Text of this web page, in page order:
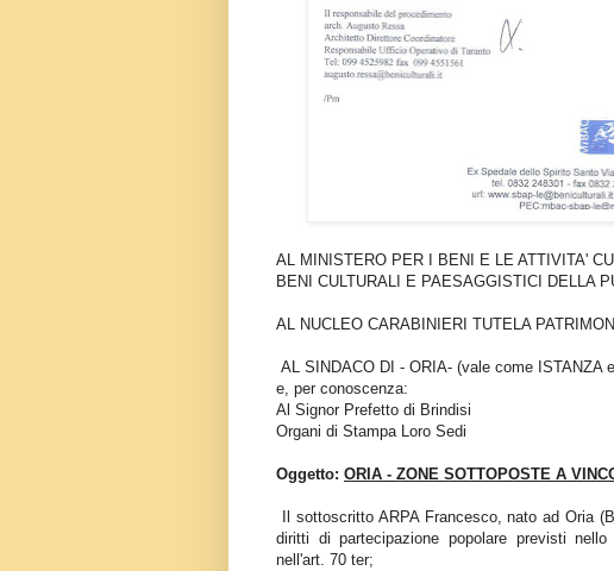
AL MINISTERO PER I BENI E LE ATTIVITA'
BENI CULTURALI E PAESAGGISTICI DELLA
AL NUCLEO CARABINIERI TUTELA
AL SINDACO DI - ORIA- (vale come ISTANZA
e, per conoscenza:
Al Signor Prefetto di Brindisi
Organi di Stampa Loro Sedi
Oggetto: ORIA - ZONE SOTTOPOSTE A
Il sottoscritto ARPA Francesco, nato ad Oria
diritti di partecipazione popolare previsti
nell'art. 70 ter;